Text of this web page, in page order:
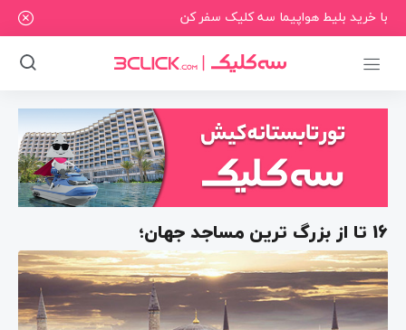
با خرید بلیط هواپیما سه کلیک سفر کن
16 تا از بزرگ ترین مساجد جهان؛